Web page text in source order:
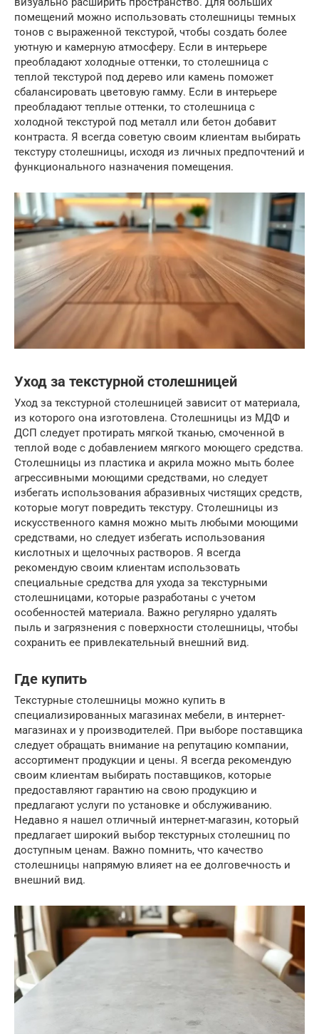
помещений можно использовать столешницы темных
тонов с выраженной текстурой, чтобы создать более
уютную и камерную атмосферу. Если в интерьере
преобладают холодные оттенки, то столешница с
теплой текстурой под дерево или камень поможет
сбалансировать цветовую гамму. Если в интерьере
преобладают теплые оттенки, то столешница с
холодной текстурой под металл или бетон добавит
контраста. Я всегда советую своим клиентам выбирать
текстуру столешницы, исходя из личных предпочтений и
функционального назначения помещения.
Уход за текстурной столешницей
Уход за текстурной столешницей зависит от материала,
из которого она изготовлена. Столешницы из МДФ и
ДСП следует протирать мягкой тканью, смоченной в
теплой воде с добавлением мягкого моющего средства.
Столешницы из пластика и акрила можно мыть более
агрессивными моющими средствами, но следует
избегать использования абразивных чистящих средств,
которые могут повредить текстуру. Столешницы из
искусственного камня можно мыть любыми моющими
средствами, но следует избегать использования
кислотных и щелочных растворов. Я всегда
рекомендую своим клиентам использовать
специальные средства для ухода за текстурными
столешницами, которые разработаны с учетом
особенностей материала. Важно регулярно удалять
пыль и загрязнения с поверхности столешницы, чтобы
сохранить ее привлекательный внешний вид.
Где купить
Текстурные столешницы можно купить в
специализированных магазинах мебели, в интернет-
магазинах и у производителей. При выборе поставщика
следует обращать внимание на репутацию компании,
ассортимент продукции и цены. Я всегда рекомендую
своим клиентам выбирать поставщиков, которые
предоставляют гарантию на свою продукцию и
предлагают услуги по установке и обслуживанию.
Недавно я нашел отличный интернет-магазин, который
предлагает широкий выбор текстурных столешниц по
доступным ценам. Важно помнить, что качество
столешницы напрямую влияет на ее долговечность и
внешний вид.